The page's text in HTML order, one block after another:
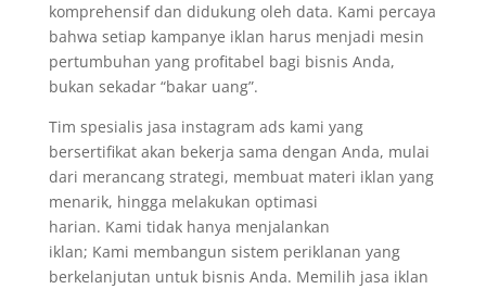
komprehensif dan didukung oleh data. Kami percaya
bahwa setiap kampanye iklan harus menjadi mesin
pertumbuhan yang profitabel bagi bisnis Anda,
bukan sekadar “bakar uang”.
Tim spesialis jasa instagram ads kami yang
bersertifikat akan bekerja sama dengan Anda, mulai
dari merancang strategi, membuat materi iklan yang
menarik, hingga melakukan optimasi
harian. Kami tidak hanya menjalankan
iklan; Kami membangun sistem periklanan yang
berkelanjutan untuk bisnis Anda. Memilih jasa iklan